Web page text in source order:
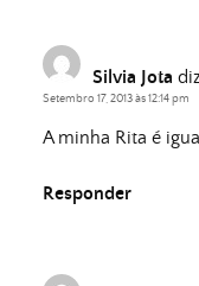
Silvia Jota
Setembro 17, 2013 às 12:14 pm
A minha Rita é
Responder